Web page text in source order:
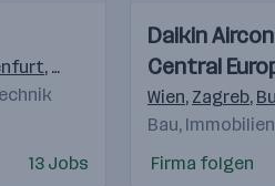
, Marchtrenk ,Thalgau Inzing
13 Jobs
Videos
Einblicke
Einblicke
Daikin
Central
Wien, Zagreb,
Bau,
Firma folgen